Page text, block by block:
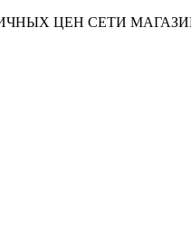
ЦЕН СЕТИ